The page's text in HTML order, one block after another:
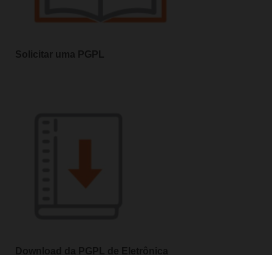
Solicitar uma PGPL
Download da PGPL de Eletrônica